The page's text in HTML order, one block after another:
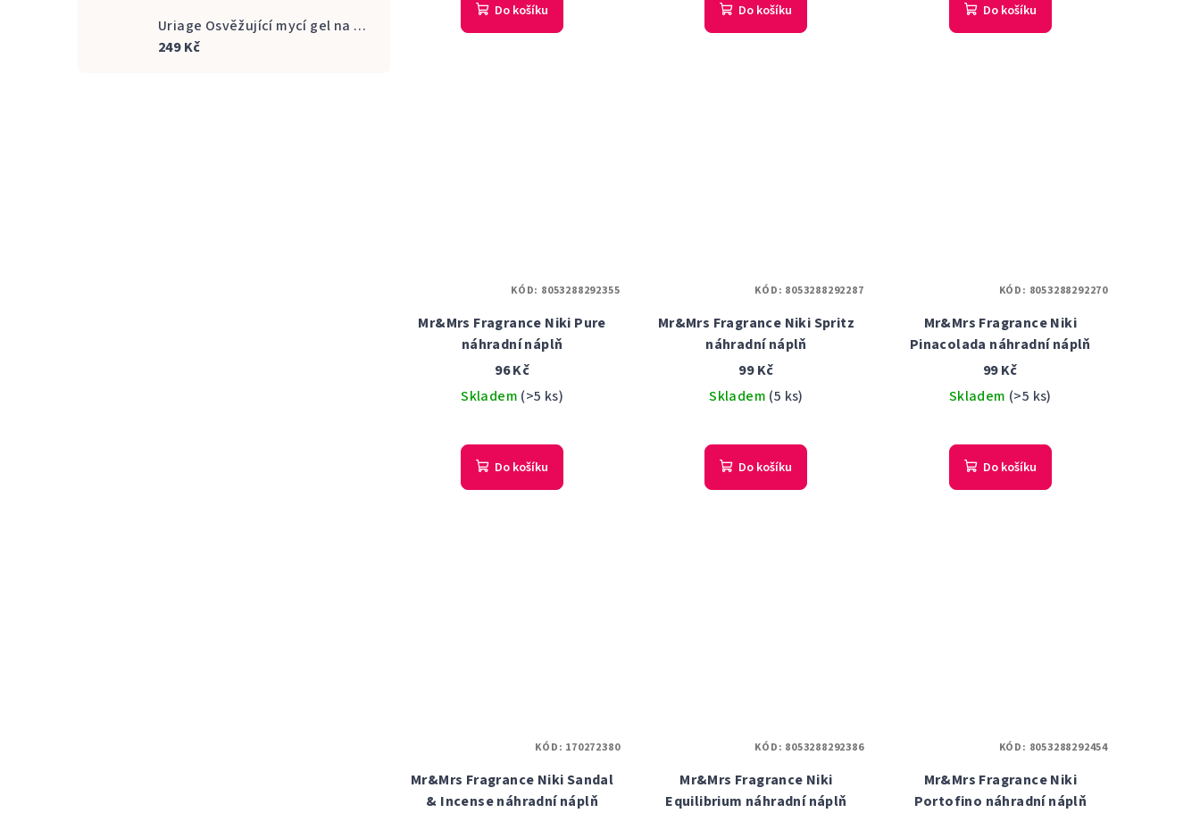
Uriage Osvěžující mycí gel na intimní hygienu Gyn Phy Refreshing Gel Intimate Hygiene 500 ml
249 Kč
Do košíku Do košíku Do košíku
Mr&Mrs Fragrance Niki Pure
náhradní náplň
96 Kč
Skladem (>5 ks)
Do košíku
KÓD: 8053288292355
Mr&Mrs Fragrance Niki Spritz
náhradní náplň
99 Kč
Skladem (5 ks)
Do košíku
KÓD: 8053288292287
Mr&Mrs Fragrance Niki
Pinacolada náhradní náplň
99 Kč
Skladem (>5 ks)
Do košíku
KÓD: 8053288292270
Mr&Mrs Fragrance Niki Sandal
& Incense náhradní náplň
KÓD: 170272380
Mr&Mrs Fragrance Niki
Equilibrium náhradní náplň
KÓD: 8053288292386
Mr&Mrs Fragrance Niki
Portofino náhradní náplň
KÓD: 8053288292454